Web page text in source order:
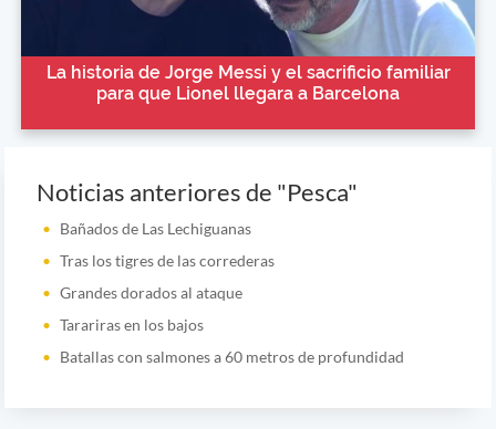
La historia de Jorge Messi y el sacrificio familiar
para que Lionel llegara a Barcelona
Noticias anteriores de "Pesca"
Bañados de Las Lechiguanas
Tras los tigres de las correderas
Grandes dorados al ataque
Tarariras en los bajos
Batallas con salmones a 60 metros de profundidad